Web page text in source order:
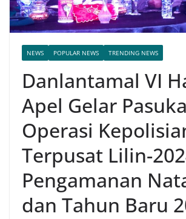
NEWS POPULAR NEWS TRENDING NEWS
Danlantamal VI
Apel Gelar
Operasi
Terpusat Lilin-
Pengamanan
dan Tahun Baru